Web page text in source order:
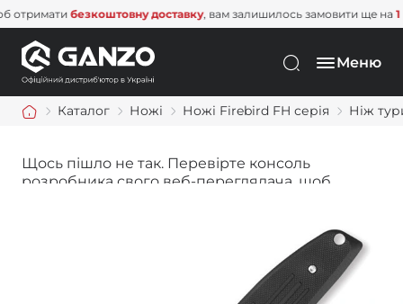
безкоштовну доставку, вам залишилось замовити ще на1 500
Меню
Каталог Ножі Ножі Firebird FH серія Ніж
Щось пішло не так. Перевірте консоль
розробника свого веб-переглядача, щоб